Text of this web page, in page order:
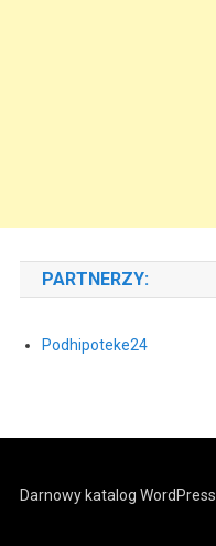
PARTNERZY:
Podhipoteke24
Darnowy katalog WordPress